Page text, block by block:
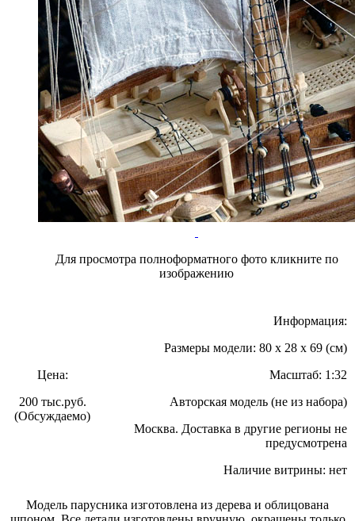
Для просмотра полноформатного фото кликните по
изображению
Цена:
200 тыс.руб.
(Обсуждаемо)
Информация:
Размеры модели: 80 x 28 x 69 (см)
Масштаб: 1:32
Авторская модель (не из набора)
Москва. Доставка в другие регионы не
предусмотрена
Наличие витрины: нет
Модель парусника изготовлена из дерева и облицована